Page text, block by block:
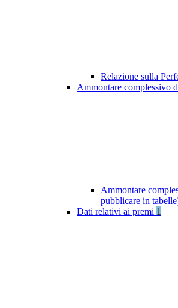
Relazione sulla
Ammontare complessivo
Ammontare
pubblicare in
Dati relativi ai premi 1